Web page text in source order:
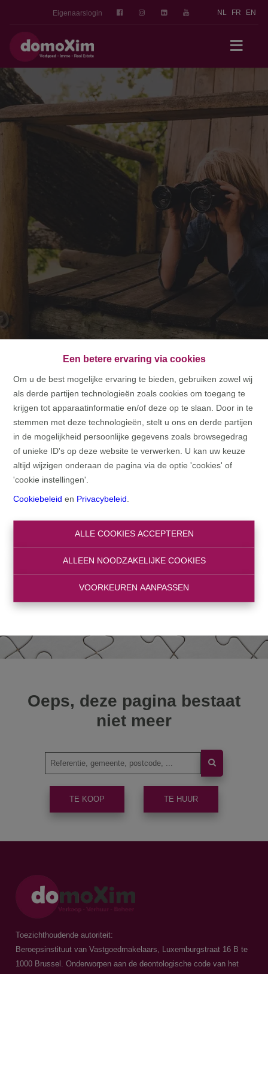
Een betere ervaring via cookies
Om u de best mogelijke ervaring te bieden, gebruiken zowel wij
als derde partijen technologieën zoals cookies om toegang te
krijgen tot apparaatinformatie en/of deze op te slaan. Door in te
stemmen met deze technologieën, stelt u ons en derde partijen
in de mogelijkheid persoonlijke gegevens zoals browsegedrag
of unieke ID's op deze website te verwerken. U kan uw keuze
altijd wijzigen onderaan de pagina via de optie 'cookies' of
'cookie instellingen'.
Cookiebeleid en Privacybeleid
ALLE COOKIES ACCEPTEREN
ALLEEN NOODZAKELIJKE COOKIES
VOORKEUREN AANPASSEN
Eigenaarslogin NL FR EN
HOME
HOME
Oeps, deze pagina bestaat
niet meer
TE KOOP TE HUUR
Toezichthoudende autoriteit:
Beroepsinstituut van Vastgoedmakelaars, Luxemburgstraat 16 B te
1000 Brussel. Onderworpen aan de deontologische code van het